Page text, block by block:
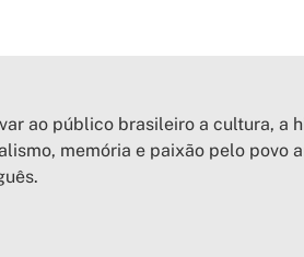
ao público brasileiro a cultura, a
memória e paixão pelo povo